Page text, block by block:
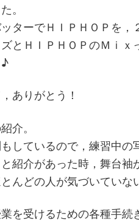
。
ターでＨＩＰＨＯＰを，
とＨＩＰＨＯＰのＭｉｘ
ありがとう！
介。
しているので，練習中の
紹介があった時，舞台袖
んどの人が気づいていな
を受けるための各種手続